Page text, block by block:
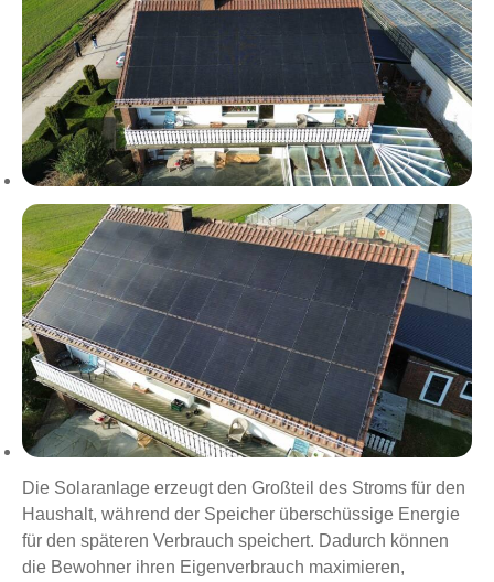
Die Solaranlage erzeugt den Großteil des Stroms für den
Haushalt, während der Speicher überschüssige Energie
für den späteren Verbrauch speichert. Dadurch können
die Bewohner ihren Eigenverbrauch maximieren,